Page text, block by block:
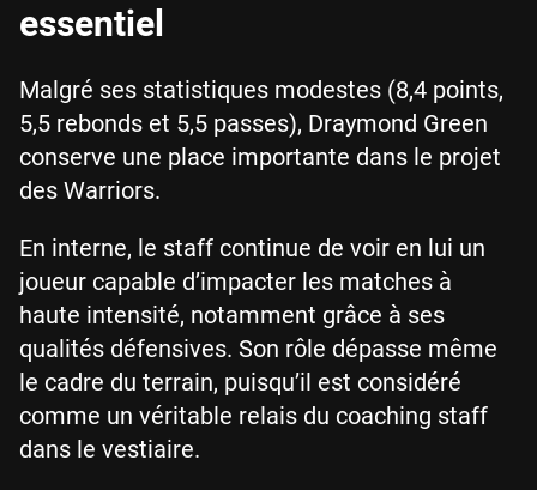
essentiel
Malgré ses statistiques modestes (8,4 points,
5,5 rebonds et 5,5 passes), Draymond Green
conserve une place importante dans le projet
des Warriors.
En interne, le staff continue de voir en lui un
joueur capable d’impacter les matches à
haute intensité, notamment grâce à ses
qualités défensives. Son rôle dépasse même
le cadre du terrain, puisqu’il est considéré
comme un véritable relais du coaching staff
dans le vestiaire.